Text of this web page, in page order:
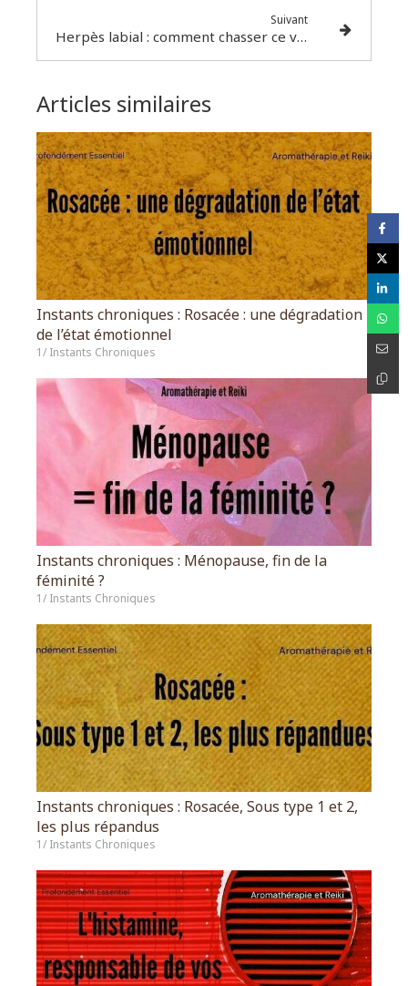
Suivant
Herpès labial : comment chasser ce vilain bouton de fièvre ?
Articles similaires
Instants chroniques : Rosacée : une dégradation
de l’état émotionnel
1/ Instants Chroniques
Instants chroniques : Ménopause, fin de la
féminité ?
1/ Instants Chroniques
Instants chroniques : Rosacée, Sous type 1 et 2,
les plus répandus
1/ Instants Chroniques